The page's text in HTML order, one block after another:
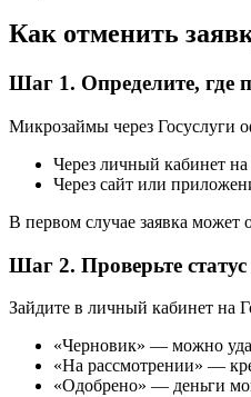
Как отменить
Шаг 1. Определите, где
Микрозаймы через Госуслуги
Через личный кабинет на
Через сайт или
В первом случае заявка может
Шаг 2. Проверьте статус
Зайдите в личный кабинет на
«Черновик» — можно
«На рассмотрении» —
«Одобрено» — деньги